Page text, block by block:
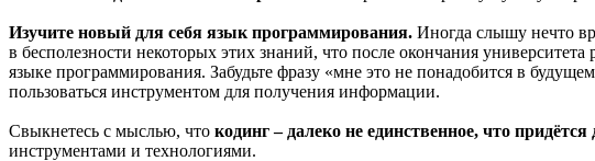
Изучите новый для себя язык программирования. Иногда слышу нечто
в бесполезности некоторых этих знаний, что после окончания
языке программирования. Забудьте фразу «мне это не понадобится в
пользоваться инструментом для получения информации.
Свыкнетесь с мыслью, что кодинг – далеко не единственное, что придётся
инструментами и технологиями.